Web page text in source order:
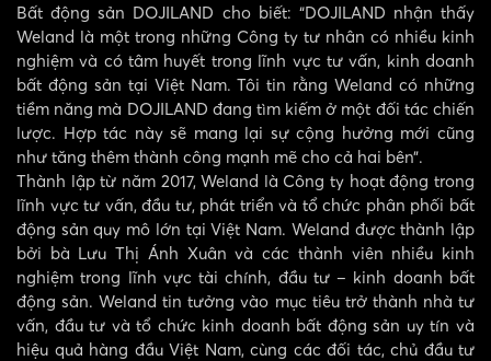
Bất động sản DOJILAND cho biết: “DOJILAND nhận thấy
Weland là một trong những Công ty tư nhân có nhiều kinh
nghiệm và có tâm huyết trong lĩnh vực tư vấn, kinh doanh
bất động sản tại Việt Nam. Tôi tin rằng Weland có những
tiềm năng mà DOJILAND đang tìm kiếm ở một đối tác chiến
lược. Hợp tác này sẽ mang lại sự cộng hưởng mới cũng
như tăng thêm thành công mạnh mẽ cho cả hai bên”.
Thành lập từ năm 2017, Weland là Công ty hoạt động trong
lĩnh vực tư vấn, đầu tư, phát triển và tổ chức phân phối bất
động sản quy mô lớn tại Việt Nam. Weland được thành lập
bởi bà Lưu Thị Ánh Xuân và các thành viên nhiều kinh
nghiệm trong lĩnh vực tài chính, đầu tư – kinh doanh bất
động sản. Weland tin tưởng vào mục tiêu trở thành nhà tư
vấn, đầu tư và tổ chức kinh doanh bất động sản uy tín và
hiệu quả hàng đầu Việt Nam, cùng các đối tác, chủ đầu tư